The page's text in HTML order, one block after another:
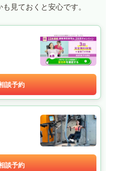
見ておくと安心です。
談予約
談予約